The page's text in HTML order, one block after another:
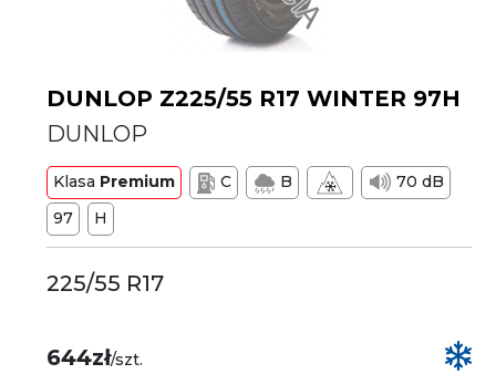
DUNLOP Z225/55 R17 WINTER 97H
DUNLOP
Klasa Premium C B
70 dB
97
H
225/55 R17
644zł/szt.